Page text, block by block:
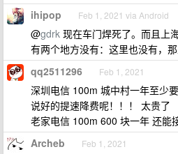
ihipop Feb 1, 2021 via Android
@gdrk 现在车门焊死了。而且上
有两个地方没有：这里也没有，那
qq2511296 Feb 1, 2021
深圳电信 100m 城中村一年至少
说好的提速降费呢！！！ 太贵了
老家电信 100m 600 块一年 还能
Archeb Feb 1, 2021